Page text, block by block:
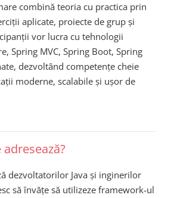
combină teoria cu practica prin
aplicate, proiecte de grup și
vor lucra cu tehnologii
Spring MVC, Spring Boot, Spring
dezvoltând competențe cheie
moderne, scalabile și ușor de
adresează?
dezvoltatorilor Java și inginerilor
să învățe să utilizeze framework-ul